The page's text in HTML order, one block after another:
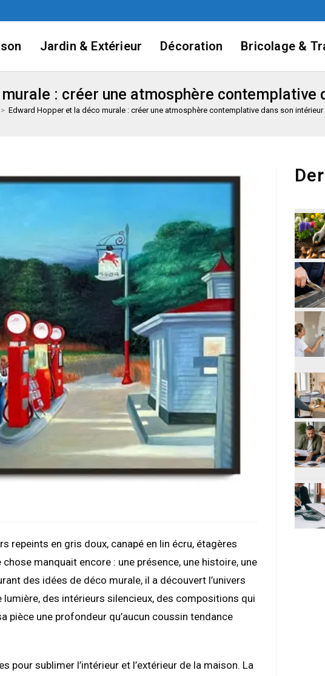
Jardin & Extérieur Décoration Bricolage &
: créer une atmosphère contemplative
> Edward Hopper et la déco murale : créer une atmosphère contemplative dans son intérieur
repeints en gris doux, canapé en lin écru, étagères
manquait encore : une présence, une histoire, une
des idées de déco murale, il a découvert l’univers
lumière, des intérieurs silencieux, des compositions qui
pièce une profondeur qu’aucun coussin tendance
pour sublimer l’intérieur et l’extérieur de la maison. La